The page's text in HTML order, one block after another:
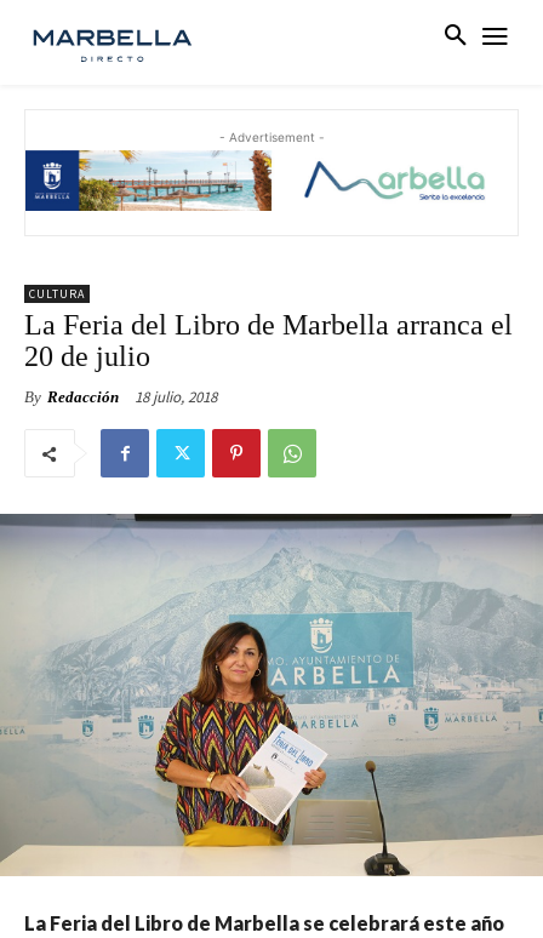
- Advertisement -
CULTURA
La Feria del Libro de Marbella arranca el
20 de julio
By Redacción 18 julio, 2018
La Feria del Libro de Marbella se celebrará este año